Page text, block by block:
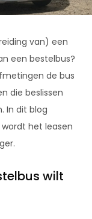
van) een
een bestelbus?
de bus
die beslissen
In dit blog
het leasen
wilt